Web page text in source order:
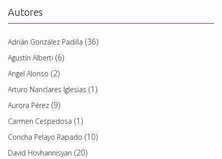
Autores
Adrián González Padilla (36)
Agustín Alberti (6)
Angel Alonso (2)
Arturo Nanclares Iglesias (1)
Aurora Pérez (9)
Carmen Cespedosa (1)
Concha Pelayo Rapado (10)
David Hovhannisyan (20)